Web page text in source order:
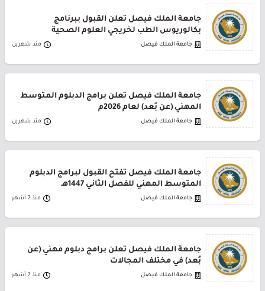
جامعة الملك فيصل تعلن القبول ببرنامج
بكالوريوس الطب لخريجي العلوم الصحية
جامعة الملك فيصل منذ شهرين
جامعة الملك فيصل تعلن برامج الدبلوم المتوسط
المهني (عن بُعد) لعام 2026م
جامعة الملك فيصل منذ شهرين
جامعة الملك فيصل تفتح القبول لبرامج الدبلوم
المتوسط المهني للفصل الثاني 1447هـ
جامعة الملك فيصل منذ 7 أشهر
جامعة الملك فيصل تعلن برامج دبلوم مهني (عن
بُعد) في مختلف المجالات
جامعة الملك فيصل منذ 7 أشهر